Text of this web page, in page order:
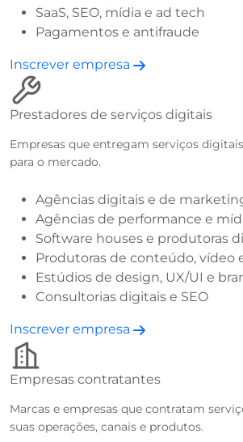
SaaS, SEO, mídia e ad tech
Pagamentos e antifraude
Inscrever empresa
Prestadores de serviços digitais
Empresas que entregam serviços
para o mercado.
Agências digitais e de
Agências de performance e
Software houses e produtoras
Produtoras de conteúdo, vídeo
Estúdios de design, UX/UI e
Consultorias digitais e SEO
Inscrever empresa
Empresas contratantes
Marcas e empresas que contratam
suas operações, canais e produtos.